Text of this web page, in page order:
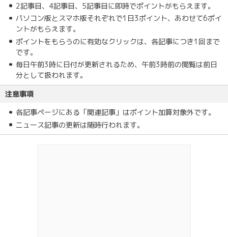
2記事目、4記事目、5記事目に即時でポイントがもらえます。
パソコン版とスマホ版それぞれで1日3ポイント、あわせて6ポイ
ントがもらえます。
ポイントをもらうのに有効なクリックは、各記事につき1回まで
です。
毎日午前3時に日付が更新されるため、午前3時前の閲覧は前日
分として扱われます。
注意事項
各記事ページにある「関連記事」はポイント加算対象外です。
ニュース記事の更新は随時行われます。